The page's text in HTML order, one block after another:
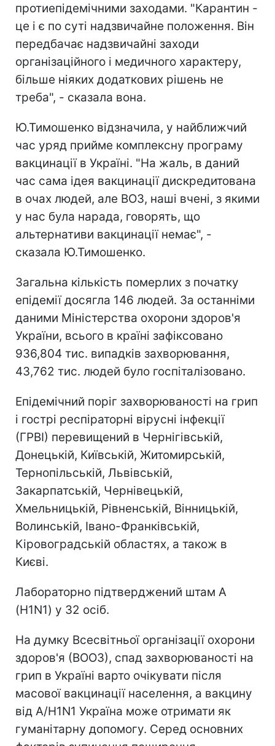
протиепідемічними заходами. "Карантин -
це і є по суті надзвичайне положення. Він
передбачає надзвичайні заходи
організаційного і медичного характеру,
більше ніяких додаткових рішень не
треба", - сказала вона.
Ю.Тимошенко відзначила, у найближчий
час уряд прийме комплексну програму
вакцинації в Україні. "На жаль, в даний
час сама ідея вакцинації дискредитована
в очах людей, але ВОЗ, наші вчені, з якими
у нас була нарада, говорять, що
альтернативи вакцинації немає", -
сказала Ю.Тимошенко.
Загальна кількість померлих з початку
епідемії досягла 146 людей. За останніми
даними Міністерства охорони здоров'я
України, всього в країні зафіксовано
936,804 тис. випадків захворювання,
43,762 тис. людей було госпіталізовано.
Епідемічний поріг захворюваності на грип
і гострі респіраторні вірусні інфекції
(ГРВІ) перевищений в Чернігівській,
Донецькій, Київській, Житомирській,
Тернопільській, Львівській,
Закарпатській, Чернівецькій,
Хмельницькій, Рівненській, Вінницькій,
Волинській, Івано-Франківській,
Кіровоградській областях, а також в
Києві.
Лабораторно підтверджений штам А
(H1N1) у 32 осіб.
На думку Всесвітньої організації охорони
здоров'я (ВООЗ), спад захворюваності на
грип в Україні варто очікувати після
масової вакцинації населення, а вакцину
від А/H1N1 Україна може отримати як
гуманітарну допомогу. Серед основних